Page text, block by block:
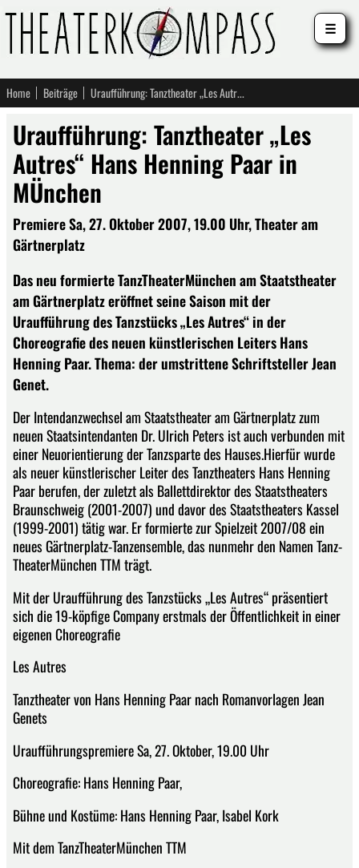
Home Beiträge Uraufführung: Tanztheater „Les Autres“ Hans Henning Paar in MÜnchen
Uraufführung: Tanztheater „Les
Autres“ Hans Henning Paar in
MÜnchen
Premiere Sa, 27. Oktober 2007, 19.00 Uhr, Theater am
Gärtnerplatz
Das neu formierte TanzTheaterMünchen am Staatstheater
am Gärtnerplatz eröffnet seine Saison mit der
Uraufführung des Tanzstücks „Les Autres“ in der
Choreografie des neuen künstlerischen Leiters Hans
Henning Paar. Thema: der umstrittene Schriftsteller Jean
Genet.
Der Intendanzwechsel am Staatstheater am Gärtnerplatz zum
neuen Staatsintendanten Dr. Ulrich Peters ist auch verbunden mit
einer Neuorientierung der Tanzsparte des Hauses.Hierfür wurde
als neuer künstlerischer Leiter des Tanztheaters Hans Henning
Paar berufen, der zuletzt als Ballettdirektor des Staatstheaters
Braunschweig (2001-2007) und davor des Staatstheaters Kassel
(1999-2001) tätig war. Er formierte zur Spielzeit 2007/08 ein
neues Gärtnerplatz-Tanzensemble, das nunmehr den Namen Tanz-
TheaterMünchen TTM trägt.
Mit der Uraufführung des Tanzstücks „Les Autres“ präsentiert
sich die 19-köpfige Company erstmals der Öffentlichkeit in einer
eigenen Choreografie
Les Autres
Tanztheater von Hans Henning Paar nach Romanvorlagen Jean
Genets
Uraufführungspremiere Sa, 27. Oktober, 19.00 Uhr
Choreografie: Hans Henning Paar,
Bühne und Kostüme: Hans Henning Paar, Isabel Kork
Mit dem TanzTheaterMünchen TTM
☰